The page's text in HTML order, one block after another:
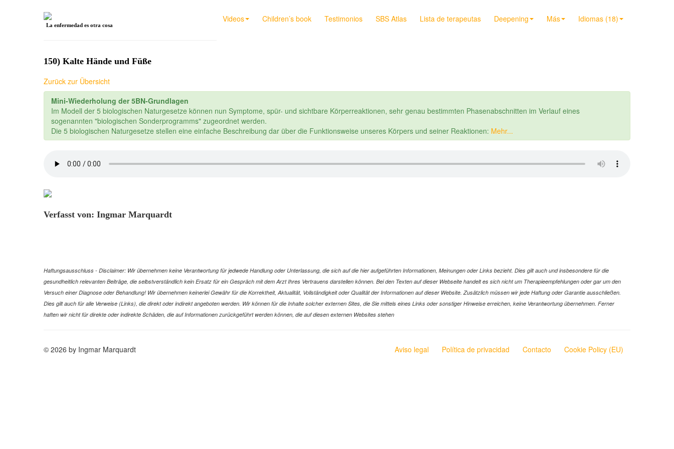
Videos Children’s book Testimonios SBS Atlas Lista de terapeutas Deepening Más Idiomas (18)
La enfermedad es otra cosa
150) Kalte Hände und Füße
Zurück zur Übersicht
Mini-Wiederholung der 5BN-Grundlagen
Im Modell der 5 biologischen Naturgesetze können nun Symptome, spür- und sichtbare Körperreaktionen, sehr genau bestimmten Phasenabschnitten im Verlauf eines
sogenannten "biologischen Sonderprogramms" zugeordnet werden.
Die 5 biologischen Naturgesetze stellen eine einfache Beschreibung dar über die Funktionsweise unseres Körpers und seiner Reaktionen: Mehr...
Verfasst von: Ingmar Marquardt
Haftungsausschluss - Disclaimer: Wir übernehmen keine Verantwortung für jedwede Handlung oder Unterlassung, die sich auf die hier aufgeführten Informationen, Meinungen oder Links bezieht. Dies gilt auch und insbesondere für die
gesundheitlich relevanten Beiträge, die selbstverständlich kein Ersatz für ein Gespräch mit dem Arzt Ihres Vertrauens darstellen können. Bei den Texten auf dieser Webseite handelt es sich nicht um Therapieempfehlungen oder gar um den
Versuch einer Diagnose oder Behandlung! Wir übernehmen keinerlei Gewähr für die Korrektheit, Aktualität, Vollständigkeit oder Qualität der Informationen auf dieser Website. Zusätzlich müssen wir jede Haftung oder Garantie ausschließen.
Dies gilt auch für alle Verweise (Links), die direkt oder indirekt angeboten werden. Wir können für die Inhalte solcher externen Sites, die Sie mittels eines Links oder sonstiger Hinweise erreichen, keine Verantwortung übernehmen. Ferner
haften wir nicht für direkte oder indirekte Schäden, die auf Informationen zurückgeführt werden können, die auf diesen externen Websites stehen
© 2026 by Ingmar Marquardt Aviso legal Política de privacidad Contacto Cookie Policy (EU)